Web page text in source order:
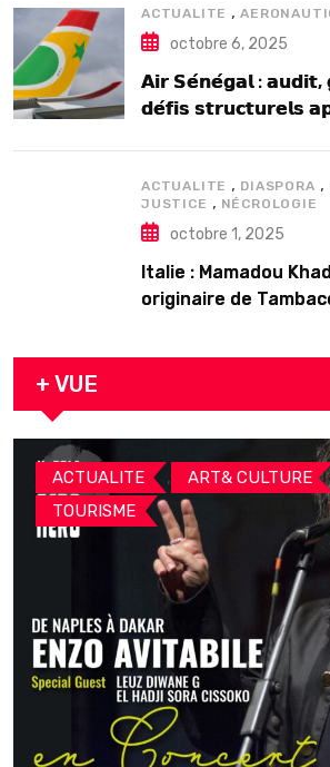
ACTUALITE ,
octobre 6, 2025
𝗔𝗶𝗿 𝗦𝗲́𝗻𝗲́𝗴𝗮𝗹 :
𝗱𝗲́𝗳𝗶𝘀 𝘀𝘁𝗿𝘂𝗰𝘁𝘂𝗿𝗲𝗹𝘀
ACTUALITE , DIASPORA ,
JUSTICE , NÉCROLOGIE
octobre 1, 2025
Italie : Mamadou
originaire de
arrestation
+ VUE
ACTUALITE , ART& CULTURE
TOURISME